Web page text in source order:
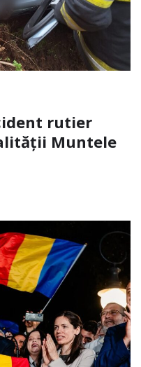
rutier
Muntele